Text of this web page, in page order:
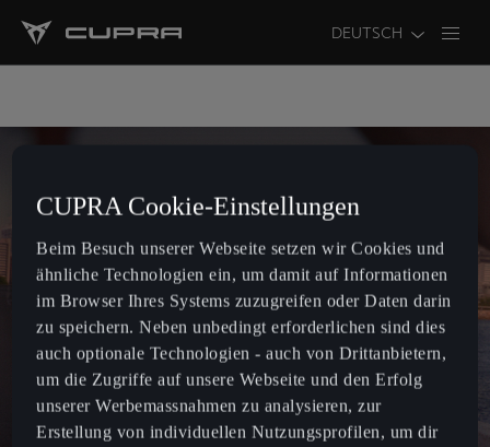
DEUTSCH
CUPRA Cookie-Einstellungen
Beim Besuch unserer Webseite setzen wir Cookies und
ähnliche Technologien ein, um damit auf Informationen
im Browser Ihres Systems zuzugreifen oder Daten darin
zu speichern. Neben unbedingt erforderlichen sind dies
auch optionale Technologien - auch von Drittanbietern,
um die Zugriffe auf unsere Webseite und den Erfolg
unserer Werbemassnahmen zu analysieren, zur
Erstellung von individuellen Nutzungsprofilen, um dir